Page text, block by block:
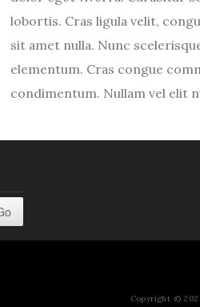
lobortis. Cras ligula velit,
sit amet nulla. Nunc
elementum. Cras congue
condimentum. Nullam vel elit
Copyright ©